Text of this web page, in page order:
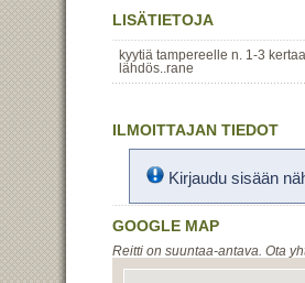
LISÄTIETOJA
kyytiä tampereelle n. 1-3
lähdös..rane
ILMOITTAJAN TIEDOT
Kirjaudu sisään
GOOGLE MAP
Reitti on suuntaa-antava. Ota